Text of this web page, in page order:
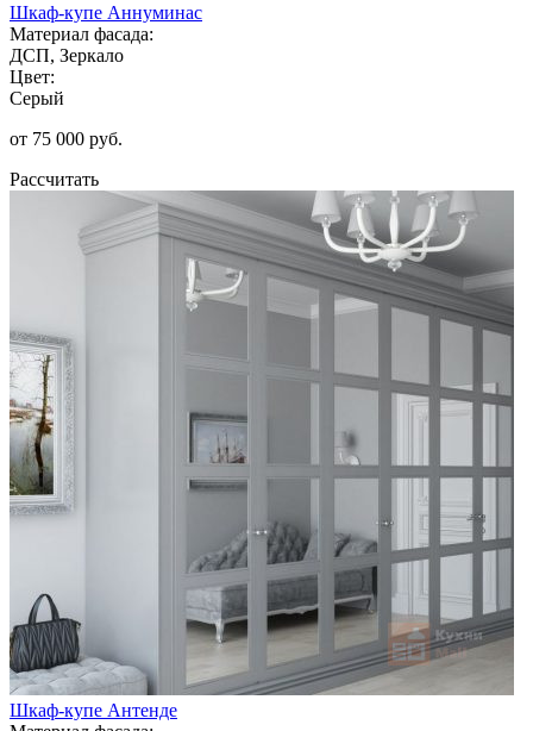
Шкаф-купе Аннуминас
Материал фасада:
ДСП, Зеркало
Цвет:
Серый
от 75 000 руб.
Рассчитать
Шкаф-купе Антенде